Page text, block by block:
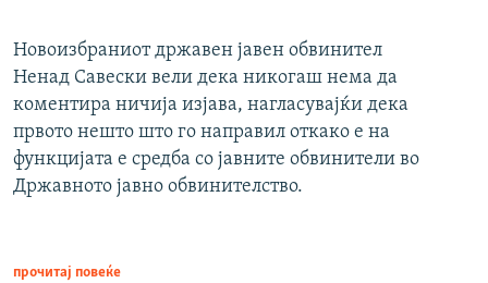
Новоизбраниот државен јавен обвинител
Ненад Савески вели дека никогаш нема да
коментира ничија изјава, нагласувајќи дека
првото нешто што го направил откако е на
функцијата е средба со јавните обвинители во
Државното јавно обвинителство.
прочитај повеќе